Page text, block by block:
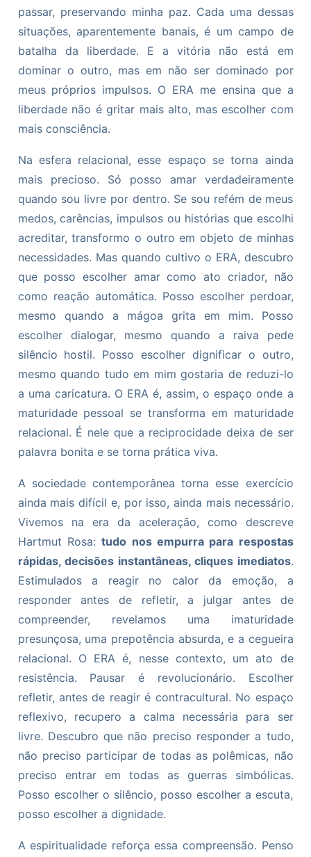
passar, preservando minha paz. Cada uma dessas
situações, aparentemente banais, é um campo de
batalha da liberdade. E a vitória não está em
dominar o outro, mas em não ser dominado por
meus próprios impulsos. O ERA me ensina que a
liberdade não é gritar mais alto, mas escolher com
mais consciência.
Na esfera relacional, esse espaço se torna ainda
mais precioso. Só posso amar verdadeiramente
quando sou livre por dentro. Se sou refém de meus
medos, carências, impulsos ou histórias que escolhi
acreditar, transformo o outro em objeto de minhas
necessidades. Mas quando cultivo o ERA, descubro
que posso escolher amar como ato criador, não
como reação automática. Posso escolher perdoar,
mesmo quando a mágoa grita em mim. Posso
escolher dialogar, mesmo quando a raiva pede
silêncio hostil. Posso escolher dignificar o outro,
mesmo quando tudo em mim gostaria de reduzi-lo
a uma caricatura. O ERA é, assim, o espaço onde a
maturidade pessoal se transforma em maturidade
relacional. É nele que a reciprocidade deixa de ser
palavra bonita e se torna prática viva.
A sociedade contemporânea torna esse exercício
ainda mais difícil e, por isso, ainda mais necessário.
Vivemos na era da aceleração, como descreve
Hartmut Rosa:tudo nos empurra para respostas
rápidas, decisões instantâneas, cliques imediatos.
Estimulados a reagir no calor da emoção, a
responder antes de refletir, a julgar antes de
compreender, revelamos uma imaturidade
presunçosa, uma prepotência absurda, e a cegueira
relacional. O ERA é, nesse contexto, um ato de
resistência. Pausar é revolucionário. Escolher
refletir, antes de reagir é contracultural. No espaço
reflexivo, recupero a calma necessária para ser
livre. Descubro que não preciso responder a tudo,
não preciso participar de todas as polêmicas, não
preciso entrar em todas as guerras simbólicas.
Posso escolher o silêncio, posso escolher a escuta,
posso escolher a dignidade.
A espiritualidade reforça essa compreensão. Penso